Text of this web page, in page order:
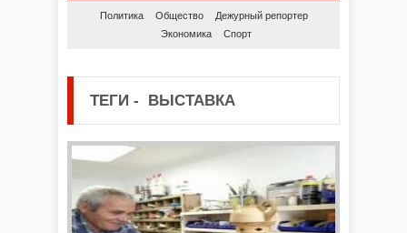
Политика Общество
Дежурный репортер
Экономика
Спорт
ТЕГИ - ВЫСТАВКА